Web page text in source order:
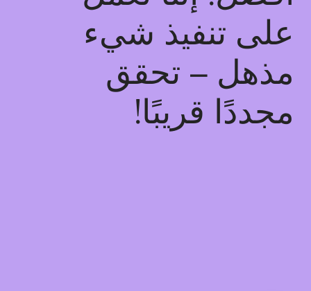
على تنفيذ شيء
مذهل – تحقق
مجددًا قريبًا!